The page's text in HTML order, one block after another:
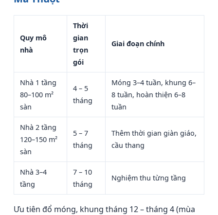
Quy mô
nhà
Thời
gian
trọn
gói
Giai đoạn chính
Nhà 1 tầng
80–100 m²
sàn
4 – 5
tháng
Móng 3–4 tuần, khung 6–
8 tuần, hoàn thiện 6–8
tuần
Nhà 2 tầng
120–150 m²
sàn
5 – 7
tháng
Thêm thời gian giàn giáo,
cầu thang
Nhà 3–4
tầng
7 – 10
tháng
Nghiệm thu từng tầng
Ưu tiên đổ móng, khung tháng 12 – tháng 4 (mùa